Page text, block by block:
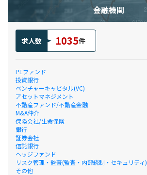
金融機関
求人数 1035件
PEファンド
投資銀行
ベンチャーキャピタル(VC)
アセットマネジメント
不動産ファンド/不動産金融
M&A仲介
保険会社/生命保険
銀行
証券会社
信託銀行
ヘッジファンド
リスク管理・監査(監査・内部統制・セキュリティ)
その他